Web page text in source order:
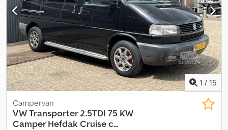
do registo. O veículo está disponível ao preço de Compra
Imediata ou, em alternativa, pode enviar a sua proposta e iniciar
uma negociação. Dedpozfm Snjfx Akqsck
1 / 15
Campervan
VWTransporter 2.5TDI 75 KW
Camper Hefdak Cruise c...